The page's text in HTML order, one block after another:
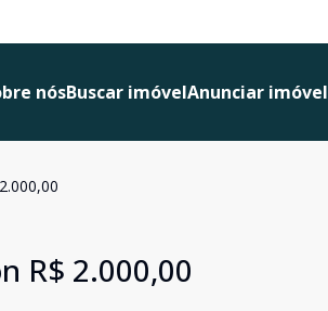
nósBuscar imóvelAnunciar imóvel
R$ 2.000,00